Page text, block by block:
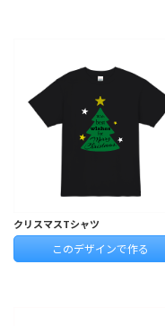
クリスマスTシャツ
このデザインで作る